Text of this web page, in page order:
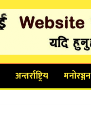
अन्तर्राष्ट्रिय मनोरञ्जन